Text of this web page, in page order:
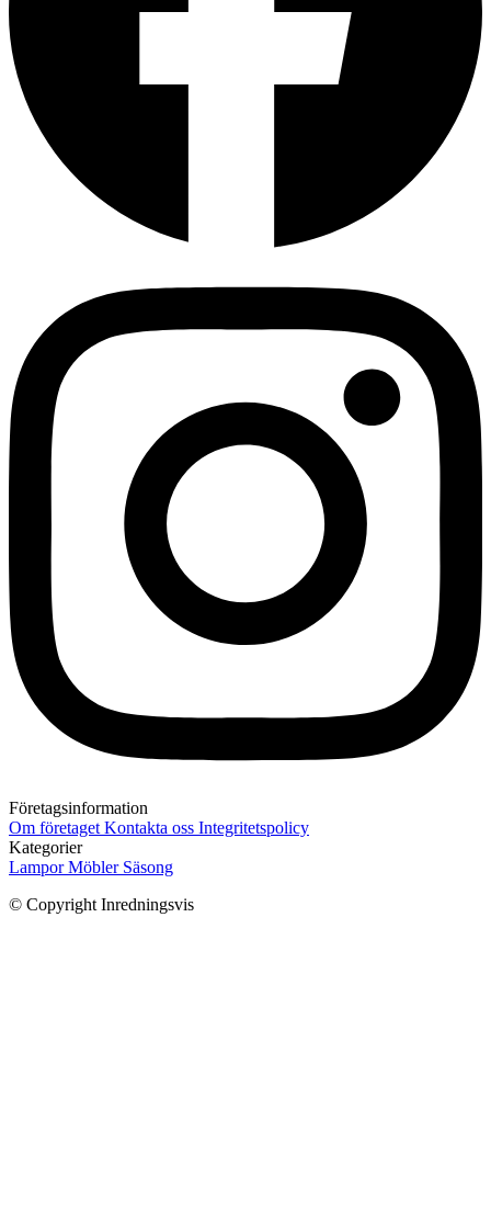
Företagsinformation
Om företaget Kontakta oss Integritetspolicy
Kategorier
LamporMöbler Säsong
© Copyright Inredningsvis